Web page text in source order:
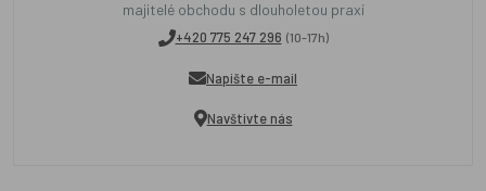
majitelé obchodu s dlouholetou praxí
+420 775 247 296 (10-17h)
Napište e-mail
Navštivte nás